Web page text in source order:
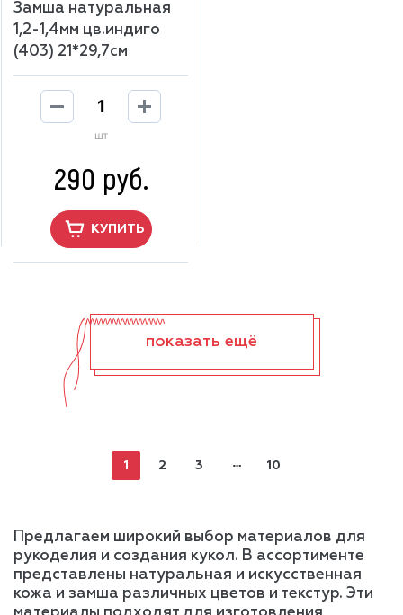
Замша натуральная
1,2-1,4мм цв.индиго
(403) 21*29,7см
шт
290 руб.
КУПИТЬ
показать ещё
1 2 3 10
Предлагаем широкий выбор материалов для
рукоделия и создания кукол. В ассортименте
представлены натуральная и искусственная
кожа и замша различных цветов и текстур. Эти